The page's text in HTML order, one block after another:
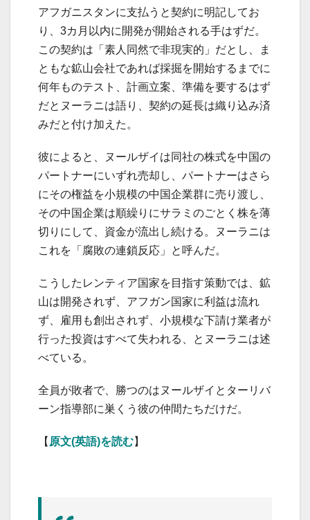
アフガニスタンに支払うと契約に明記してお
り、3カ月以内に開発が開始される手はずだ。
この契約は「素人同然で非現実的」だとし、ま
ともな鉱山会社であれば採掘を開始するまでに
何年ものテスト、計画立案、準備を要するはず
だとヌーラニは語り、契約の延長は織り込み済
みだと付け加えた。
彼によると、ヌールザイは同社の株式を中国の
パートナーにいずれ売却し、パートナーはさら
にその権益を小規模の中国企業群に売り渡し、
その中国企業は順繰りにサラミのごとく株を薄
切りにして、資金が流出し続ける。ヌーラニは
これを「腐敗の連鎖反応」と呼んだ。
こうしたレンティア国家を目指す策動では、鉱
山は開発されず、アフガン国家に利益は流れ
ず、雇用も創出されず、小規模な下請け業者が
行った投資はすべて失われる、とヌーラニは述
べている。
全員が敗者で、勝つのはヌールザイとターリバ
ーン指導部に巣くう彼の仲間たちだけだ。
【 原文(英語)を読む】